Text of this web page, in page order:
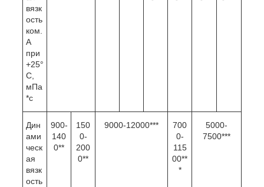
вязк
ость
ком.
А
при
+25°
C,
мПа
*с
Дин
ами
ческ
ая
вязк
ость
900-
140
0**
150
0-
200
0**
9000-12000***
700
0-
115
00**
*
5000-
7500***